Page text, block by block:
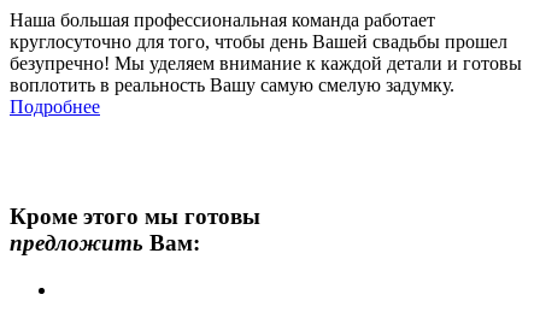
Наша большая профессиональная команда работает
круглосуточно для того, чтобы день Вашей свадьбы прошел
безупречно! Мы уделяем внимание к каждой детали и готовы
воплотить в реальность Вашу самую смелую задумку.
Подробнее
Кроме этого мы готовы
предложить Вам: